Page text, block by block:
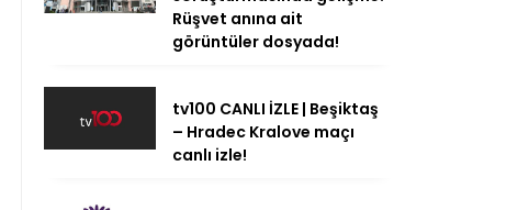
Rüşvet anına ait
görüntüler dosyada!
tv100 CANLI İZLE | Beşiktaş
– Hradec Kralove maçı
canlı izle!